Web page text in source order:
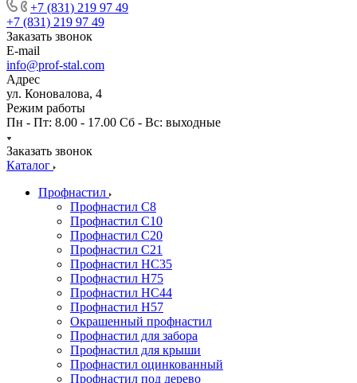
+7 (831) 219 97 49
+7 (831) 219 97 49
Заказать звонок
E-mail
info@prof-stal.com
Адрес
ул. Коновалова, 4
Режим работы
Пн - Пт: 8.00 - 17.00 Сб - Вс: выходные
Заказать звонок
Каталог
Профнастил
Профнастил С8
Профнастил С10
Профнастил С20
Профнастил С21
Профнастил НС35
Профнастил Н75
Профнастил HC44
Профнастил Н57
Окрашенный профнастил
Профнастил для забора
Профнастил для крыши
Профнастил оцинкованный
Профнастил под дерево